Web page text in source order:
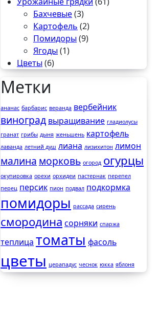
Бахчевые(3)
Картофель (2)
Помидоры(9)
Ягоды(1)
Цветы(6)
Метки
ананас барбарис веранда вербейник
виноград выращивание гладиолусы
гранат грибы дыня женьшень картофель
лаванда летний душ лиана лизихитон лимон
малина морковь огород огурцы
окупировка орехи орхидеи пастернак перепел
перец персик пион подвал подкормка
помидоры рассада сирень
смородина сорняки спаржа
теплица томаты фасоль
цветы церападус чеснок юкка яблоня